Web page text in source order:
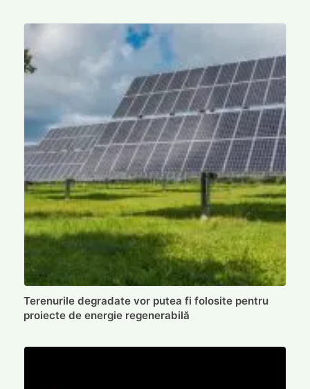
Terenurile degradate vor putea fi folosite pentru
proiecte de energie regenerabilă